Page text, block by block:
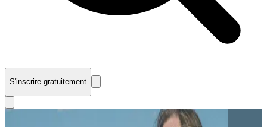
S'inscrire gratuitement